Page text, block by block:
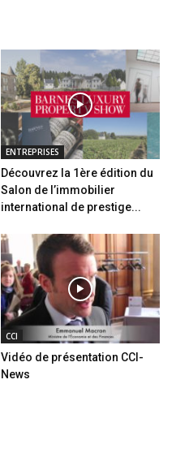
ENTREPRISES
Découvrez la 1ère édition du
Salon de l’immobilier
international de prestige...
CCI
Vidéo de présentation CCI-
News